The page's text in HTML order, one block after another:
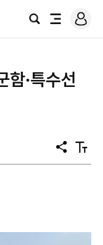
검
전
로
그
·특수선
공
유
텍
스